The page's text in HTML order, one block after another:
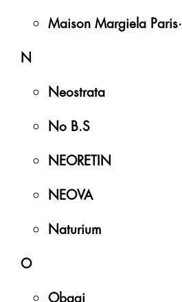
Maison Margiela Paris·
N
Neostrata
No B.S
NEORETIN
NEOVA
Naturium
O
Obagi